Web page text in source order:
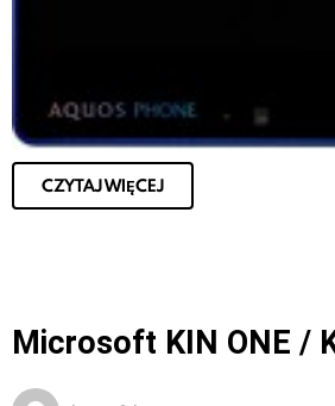
CZYTAJ WIĘCEJ
Microsoft KIN ONE /